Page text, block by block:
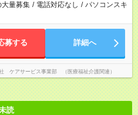
大量募集 / 電話対応なし / パソコンスキ
募する 詳細へ
ケアサービス事業部 （医療福祉介護関連）
読